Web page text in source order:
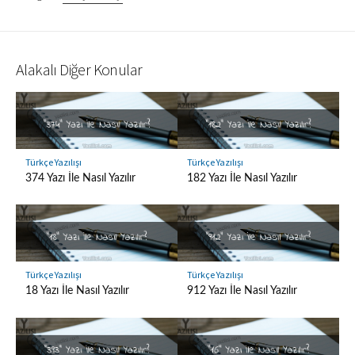
Alakalı Diğer Konular
Türkçe Yazılışı
374 Yazı İle Nasıl Yazılır
Türkçe Yazılışı
182 Yazı İle Nasıl Yazılır
Türkçe Yazılışı
18 Yazı İle Nasıl Yazılır
Türkçe Yazılışı
912 Yazı İle Nasıl Yazılır